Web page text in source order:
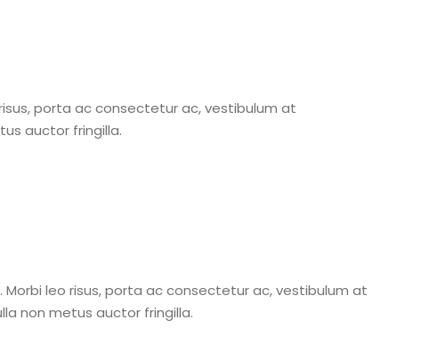
porta ac consectetur ac, vestibulum at
auctor fringilla.
leo risus, porta ac consectetur ac, vestibulum at
non metus auctor fringilla.